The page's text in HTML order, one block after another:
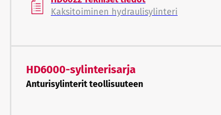
Kaksitoiminen hydraulisylinteri
HD6000-sylinterisarja
Anturisylinterit teollisuuteen